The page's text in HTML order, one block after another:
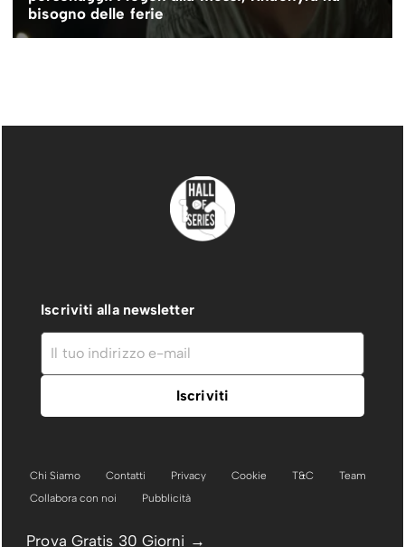
Iscriviti alla newsletter
Chi Siamo Contatti Privacy Cookie T&C
Team
Collabora con noi
Pubblicità
Prova Gratis 30 Giorni →